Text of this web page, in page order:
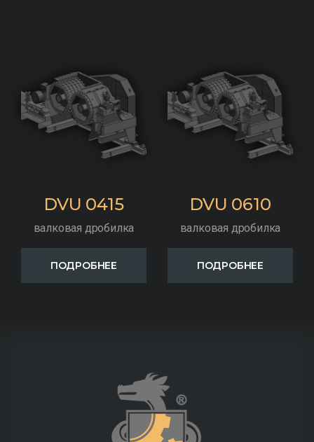
DVU 0415
валковая дробилка
ПОДРОБНЕЕ
DVU 0610
валковая дробилка
ПОДРОБНЕЕ